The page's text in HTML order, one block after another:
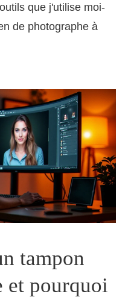
que j'utilise moi-
de photographe à
tampon
et pourquoi